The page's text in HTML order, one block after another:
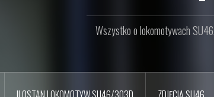
Wszystko o lokomotywach